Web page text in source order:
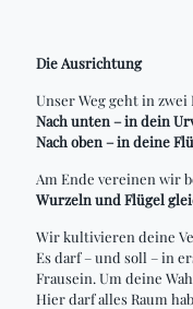
Die Ausrichtung
Unser Weg geht in zwei
Nach unten – in dein
Nach oben – in deine
Am Ende vereinen wir
Wurzeln und Flügel
Wir kultivieren deine
Es darf – und soll – in
Frausein. Um deine
Hier darf alles Raum